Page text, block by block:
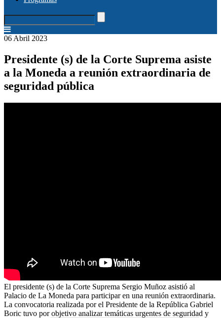
06 Abril 2023
Presidente (s) de la Corte Suprema asiste
a la Moneda a reunión extraordinaria de
seguridad pública
El presidente (s) de la Corte Suprema Sergio Muñoz asistió al
Palacio de La Moneda para participar en una reunión extraordinaria.
La convocatoria realizada por el Presidente de la República Gabriel
Boric tuvo por objetivo analizar temáticas urgentes de seguridad y